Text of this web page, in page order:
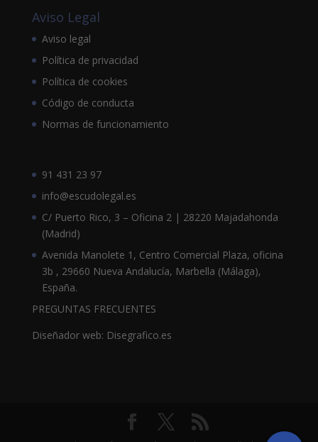
Aviso Legal
Aviso legal
Política de privacidad
Política de cookies
Código de conducta
Normas de funcionamiento
91 431 23 97
info@escudolegal.es
C/ Puerto Rico, 3 – Oficina 2 | 28220 Majadahonda
(Madrid)
Avenida Manolete 1, Centro Comercial Plaza, oficina
3b , 29660 Nueva Andalucía, Marbella (Málaga),
España.
PREGUNTAS FRECUENTES
Diseñador web: Disegrafico.es